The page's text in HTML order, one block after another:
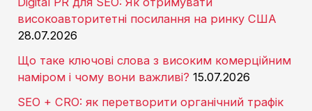
високоавторитетні посилання на ринку США
28.07.2026
Що таке ключові слова з високим комерційним
наміром і чому вони важливі? 15.07.2026
SEO + CRO: як перетворити органічний трафік